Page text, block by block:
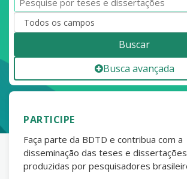
Buscar
Busca avançada
PARTICIPE
Faça parte da BDTD e contribua com a
disseminação das teses e dissertações
produzidas por pesquisadores